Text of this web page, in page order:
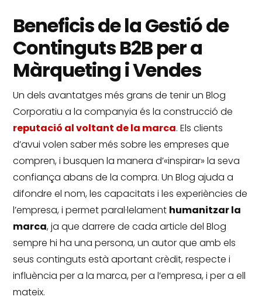
Beneficis de la Gestió de
Continguts B2B per a
Màrqueting i Vendes
Un dels avantatges més grans de tenir un Blog
Corporatiu a la companyia és la construcció de
reputació al voltant de la marca.Els clients
d’avui volen saber més sobre les empreses que
compren, i busquen la manera d’«inspirar» la seva
confiança abans de la compra.Un Blog ajuda a
difondre el nom, les capacitats i les experiències de
l’empresa, i permet paral·lelament humanitzar la
marca, ja que darrere de cada article del Blog
sempre hi ha una persona, un autor que amb els
seus continguts està aportant crèdit, respecte i
influència per a la marca, per a l’empresa, i per a ell
mateix.